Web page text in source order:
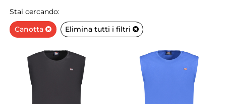
Stai cercando:
Canotta
Elimina tutti i filtri